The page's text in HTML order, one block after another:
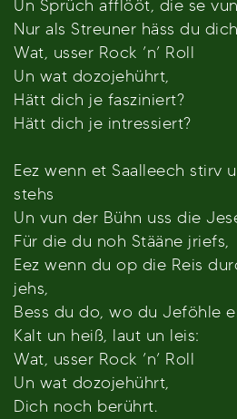
Un Sprüch afflööt, die se
Nur als Streuner häss du
Wat, usser Rock ’n’ Roll
Un wat dozojehührt,
Hätt dich je fasziniert?
Hätt dich je intressiert?
Eez wenn et Saalleech stirv
stehs
Un vun der Bühn uss die
Für die du noh Stääne jriefs,
Eez wenn du op die Reis
jehs,
Bess du do, wo du Jeföhle
Kalt un heiß, laut un leis:
Wat, usser Rock ’n’ Roll
Un wat dozojehührt,
Dich noch berührt.